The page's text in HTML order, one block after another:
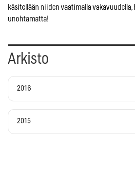
käsitellään niiden vaatimalla
unohtamatta!
Arkisto
2016
2015